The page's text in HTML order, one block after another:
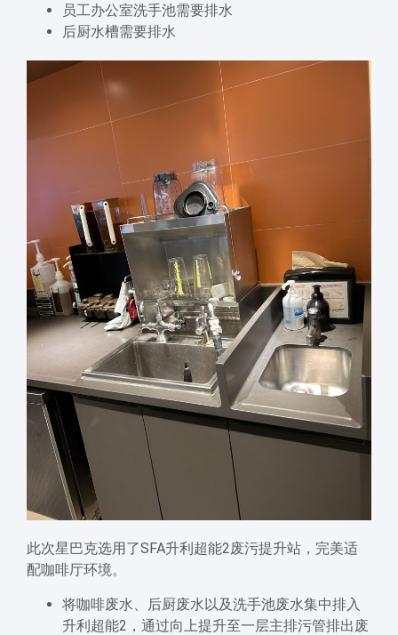
员工办公室洗手池需要排水
后厨水槽需要排水
此次星巴克选用了SFA升利超能2废污提升站，完美适
配咖啡厅环境。
将咖啡废水、后厨废水以及洗手池废水集中排入
升利超能2，通过向上提升至一层主排污管排出废